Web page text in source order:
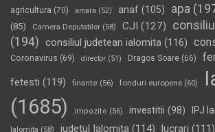
agricultura (70) amara (52) anaf (105) apa
(85)
Camera Deputatilor (58) CJI (127)
(194) consiliul judetean ialomita (116)
Coronavirus (69) director (51) Dragos Soare (66)
fetesti (119) finante (56) fonduri europene (60)
(1685)
impozite (56) investitii (98) IPJ
Ialomita (58) judetul Ialomita (114) lucrari (111)